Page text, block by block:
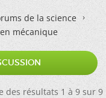
de la science
mécanique
des résultats 1 à 9 sur 9